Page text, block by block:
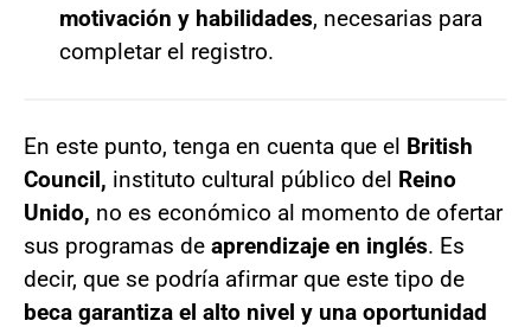
motivación y habilidades, necesarias para
completar el registro.
En este punto, tenga en cuenta que el British
Council, instituto cultural público del Reino
Unido, no es económico al momento de ofertar
sus programas de aprendizaje en inglés. Es
decir, que se podría afirmar que este tipo de
beca garantiza el alto nivel y una oportunidad